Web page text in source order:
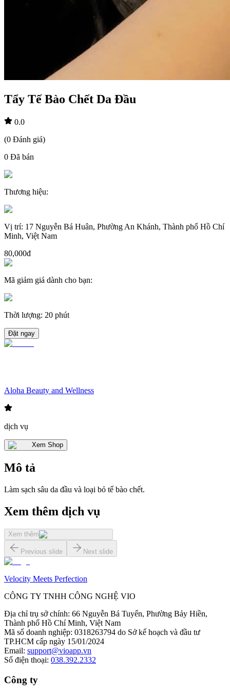
Tẩy Tế Bào Chết Da Đầu
0.0
(0 Đánh giá)
0 Đã bán
Thương hiệu:
Vị trí: 17 Nguyễn Bá Huân, Phường An Khánh, Thành phố Hồ Chí
Minh, Việt Nam
80,000đ
Mã giảm giá dành cho bạn:
Thời lượng: 20 phút
Đặt ngay
Aloha Beauty and Wellness
dịch vụ
Xem Shop
Mô tả
Làm sạch sâu da đầu và loại bỏ tế bào chết.
Xem thêm dịch vụ
Xem thêm
Previous slide Next slide
Velocity Meets Perfection
CÔNG TY TNHH CÔNG NGHỆ VIO
Địa chỉ trụ sở chính: 66 Nguyễn Bá Tuyển, Phường Bảy Hiền,
Thành phố Hồ Chí Minh, Việt Nam
Mã số doanh nghiệp: 0318263794 do Sở kế hoạch và đầu tư
TP.HCM cấp ngày 15/01/2024
Email: support@vioapp.vn
Số điện thoại: 038.392.2332
Công ty